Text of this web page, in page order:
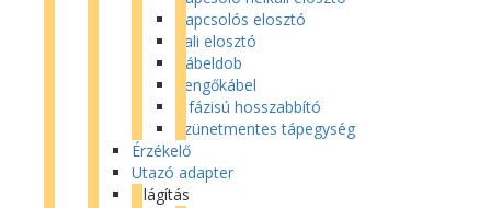
Kapcsolós elosztó
Fali elosztó
Kábeldob
Lengőkábel
3 fázisú hosszabbító
Szünetmentes tápegység
Érzékelő
Utazó adapter
Világítás